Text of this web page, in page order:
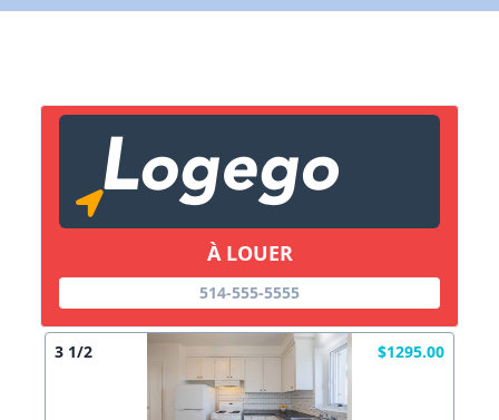
À LOUER
514-555-5555
3 1/2 $1295.00
Lien vers inscription (sera inclus dans courriel)
Copier lien
X Fermer
X Fermer